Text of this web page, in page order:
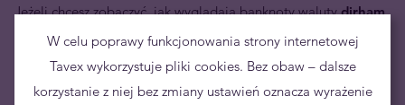
Jeżeli chcesz zobaczyć, jak wyglądają banknoty walutydirham
, przejdź do zakładki „Banknoty”
Banknoty przedstawiają różnorodne symbole i zabytki
kulturowe oraz architektoniczne kraju. Każdy nominał ma inny
W celu poprawy funkcjonowania strony internetowej
Tavex wykorzystuje pliki cookies. Bez obaw – dalsze
korzystanie z niej bez zmiany ustawień oznacza wyrażenie